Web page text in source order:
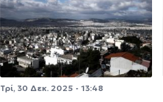
Τρί, 30 Δεκ. 2025 - 13:48